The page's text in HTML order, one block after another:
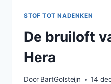
STOF TOT NADENKEN
De bruiloft
Hera
Door BartGolsteijn 14